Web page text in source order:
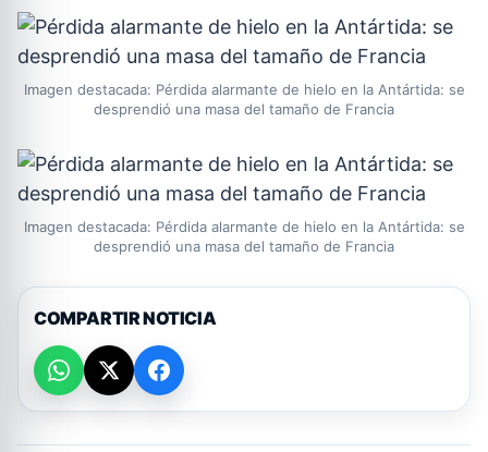
Imagen destacada: Pérdida alarmante de hielo en la Antártida: se
desprendió una masa del tamaño de Francia
Imagen destacada: Pérdida alarmante de hielo en la Antártida: se
desprendió una masa del tamaño de Francia
COMPARTIR NOTICIA